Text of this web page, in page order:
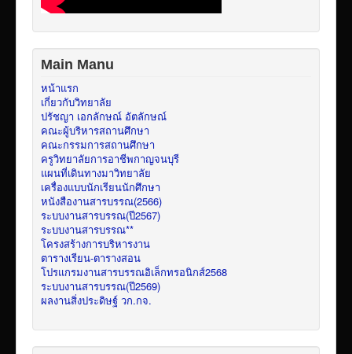
Main Manu
หน้าแรก
เกี่ยวกับวิทยาลัย
ปรัชญา เอกลักษณ์ อัตลักษณ์
คณะผู้บริหารสถานศึกษา
คณะกรรมการสถานศึกษา
ครูวิทยาลัยการอาชีพกาญจนบุรี
แผนที่เดินทางมาวิทยาลัย
เครื่องแบบนักเรียนนักศึกษา
หนังสืองานสารบรรณ(2566)
ระบบงานสารบรรณ(ปี2567)
ระบบงานสารบรรณ**
โครงสร้างการบริหารงาน
ตารางเรียน-ตารางสอน
โปรแกรมงานสารบรรณอิเล็กทรอนิกส์2568
ระบบงานสารบรรณ(ปี2569)
ผลงานสิ่งประดิษฐ์ วก.กจ.